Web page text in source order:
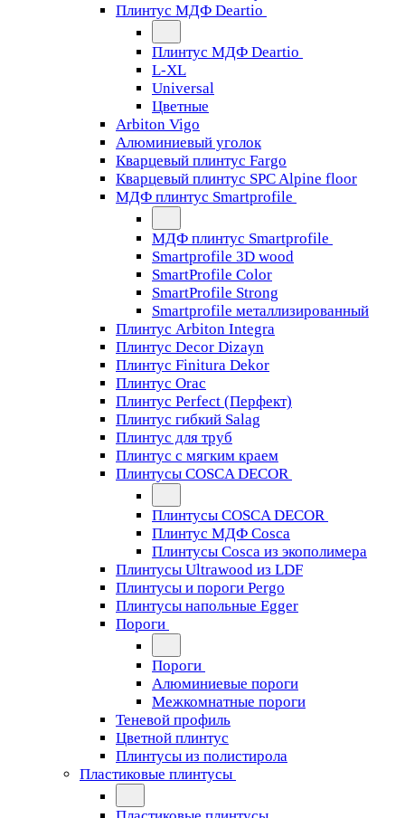
Плинтус МДФ Deartio
Плинтус МДФ Deartio
L-XL
Universal
Цветные
Arbiton Vigo
Алюминиевый уголок
Кварцевый плинтус Fargo
Кварцевый плинтус SPC Alpine floor
МДФ плинтус Smartprofile
МДФ плинтус Smartprofile
Smartprofile 3D wood
SmartProfile Color
SmartProfile Strong
Smartprofile металлизированный
Плинтус Arbiton Integra
Плинтус Decor Dizayn
Плинтус Finitura Dekor
Плинтус Orac
Плинтус Perfect (Перфект)
Плинтус гибкий Salag
Плинтус для труб
Плинтус с мягким краем
Плинтусы COSCA DECOR
Плинтусы COSCA DECOR
Плинтус МДФ Cosca
Плинтусы Cosca из экополимера
Плинтусы Ultrawood из LDF
Плинтусы и пороги Pergo
Плинтусы напольные Egger
Пороги
Пороги
Алюминиевые пороги
Межкомнатные пороги
Теневой профиль
Цветной плинтус
Плинтусы из полистирола
Пластиковые плинтусы